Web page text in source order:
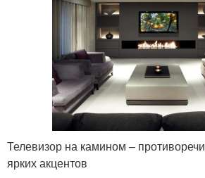
Телевизор на камином –
ярких акцентов